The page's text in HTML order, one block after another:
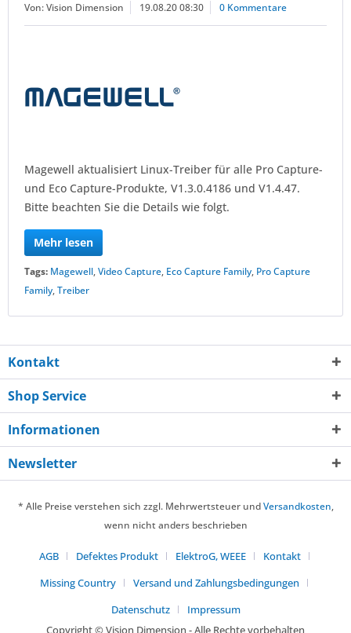
Von: Vision Dimension 19.08.20 08:30 0 Kommentare
Magewell aktualisiert Linux-Treiber für alle Pro Capture-
und Eco Capture-Produkte, V1.3.0.4186 und V1.4.47.
Bitte beachten Sie die Details wie folgt.
Mehr lesen
Tags: Magewell,Video Capture, Eco Capture Family, Pro Capture
Family,Treiber
Kontakt
Shop Service
Informationen
Newsletter
* Alle Preise verstehen sich zzgl. Mehrwertsteuer undVersandkosten,
wenn nicht anders beschrieben
AGB Defektes Produkt ElektroG, WEEE
Kontakt
Missing Country
Versand und Zahlungsbedingungen
Datenschutz
Impressum
Copyright © Vision Dimension - Alle Rechte vorbehalten